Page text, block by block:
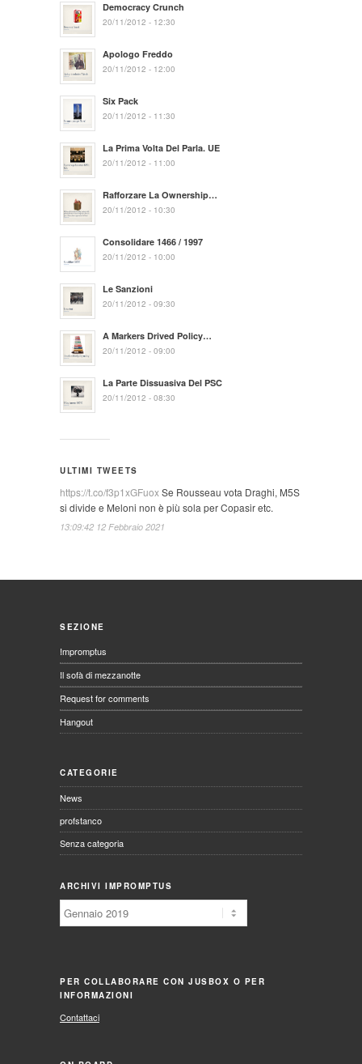
Democracy Crunch
20/11/2012 - 12:30
Apologo Freddo
20/11/2012 - 12:00
Six Pack
20/11/2012 - 11:30
La Prima Volta Del Parla. UE
20/11/2012 - 11:00
Rafforzare La Ownership…
20/11/2012 - 10:30
Consolidare 1466 / 1997
20/11/2012 - 10:00
Le Sanzioni
20/11/2012 - 09:30
A Markers Drived Policy…
20/11/2012 - 09:00
La Parte Dissuasiva Del PSC
20/11/2012 - 08:30
ULTIMI TWEETS
https://t.co/f3p1xGFuoxSe Rousseau vota Draghi, M5S
si divide e Meloni non è più sola per Copasir etc.
13:09:42 12 Febbraio 2021
SEZIONE
Impromptus
Il sofà di mezzanotte
Request for comments
Hangout
CATEGORIE
News
profstanco
Senza categoria
ARCHIVI IMPROMPTUS
Archivi
Impromptus
PER COLLABORARE CON JUSBOX O PER
INFORMAZIONI
Contattaci